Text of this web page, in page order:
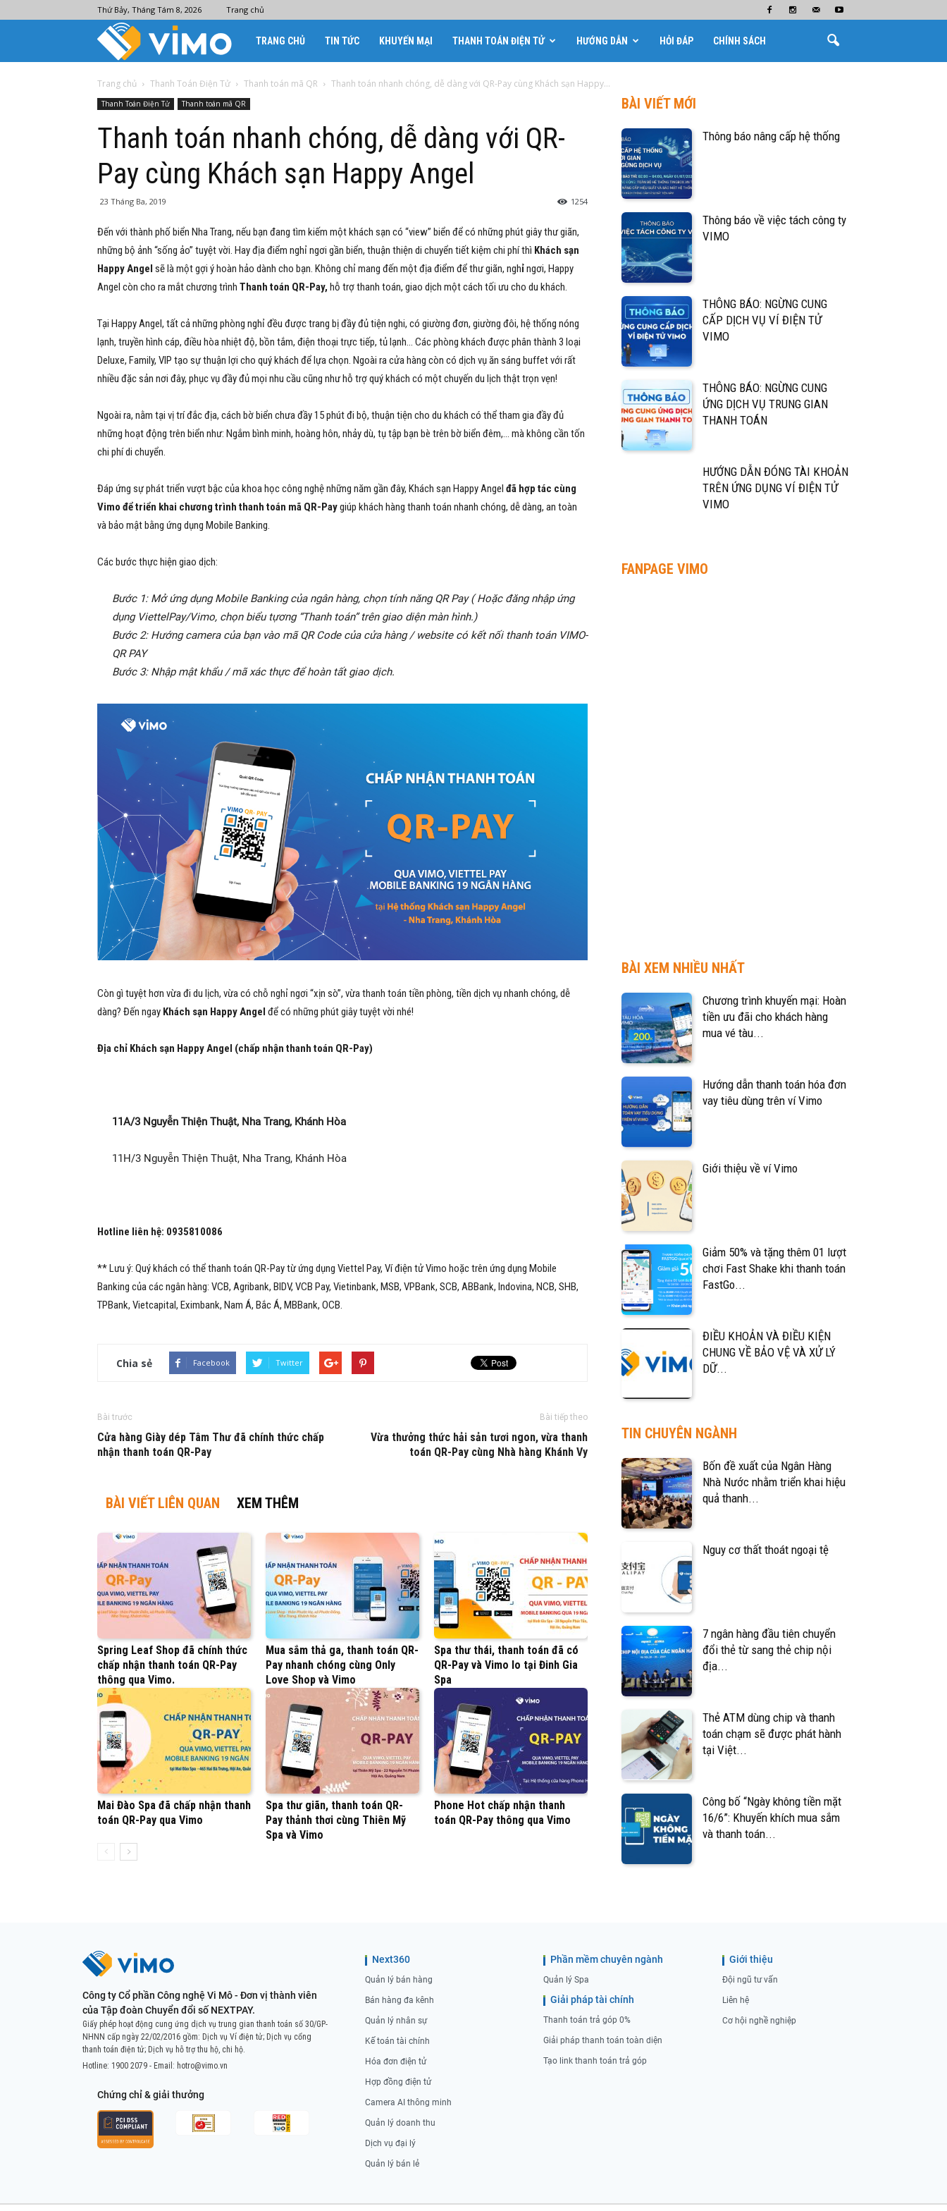
Thứ Bảy, Tháng Tám 8, 2026 Trang chủ
điện
tử
Vimo
TRANG CHỦ TIN TỨC KHUYẾN MẠI THANH TOÁN ĐIỆN TỬ HƯỚNG DẪN HỎI ĐÁP CHÍNH SÁCH
Trang chủ Thanh Toán Điện Tử Thanh toán mã QR Thanh toán nhanh chóng, dễ dàng với QR-Pay cùng Khách sạn Happy...
Thanh Toán Điện Tử Thanh toán mã QR
Thanh toán nhanh chóng, dễ dàng với QR-
Pay cùng Khách sạn Happy Angel
23 Tháng Ba, 2019 1254
Đến với thành phố biển Nha Trang, nếu bạn đang tìm kiếm một khách sạn có “view” biển để có những phút giây thư giãn,
những bộ ảnh “sống ảo” tuyệt vời. Hay địa điểm nghỉ ngơi gần biển, thuận thiện di chuyển tiết kiệm chi phí thì Khách sạn
Happy Angel sẽ là một gợi ý hoàn hảo dành cho bạn. Không chỉ mang đến một địa điểm để thư giãn, nghỉngơi, Happy
Angel còn cho ra mắt chương trình Thanh toán QR-Pay, hỗ trợ thanh toán, giao dịch một cách tối ưu cho du khách.
Tại Happy Angel, tất cả những phòng nghỉ đều được trang bị đầy đủ tiện nghi, có giường đơn, giường đôi, hệ thống nóng
lạnh, truyền hình cáp, điều hòa nhiệt độ, bồn tắm, điện thoại trực tiếp, tủ lạnh… Các phòng khách được phân thành 3 loại
Deluxe, Family, VIP tạo sự thuận lợi cho quý khách để lựa chọn. Ngoài ra cửa hàng còn có dịch vụ ăn sáng buffet với rất
nhiều đặc sản nơi đây, phục vụ đầy đủ mọi nhu cầu cũng như hỗ trợ quý khách có một chuyến du lịch thật trọn vẹn!
Ngoài ra, nằm tại vị trí đắc địa, cách bờ biển chưa đầy 15 phút đi bộ, thuận tiện cho du khách có thể tham gia đầy đủ
những hoạt động trên biển như: Ngắm bình minh, hoàng hôn, nhảy dù, tụ tập bạn bè trên bờ biển đêm,… mà không cần tốn
chi phí di chuyển.
Đáp ứng sự phát triển vượt bậc của khoa học công nghệ những năm gần đây, Khách sạn Happy Angel đã hợp tác cùng
Vimo để triển khai chương trình thanh toán mã QR-Paygiúp khách hàng thanh toán nhanh chóng, dễ dàng, an toàn
và bảo mật bằng ứng dụng Mobile Banking.
Các bước thực hiện giao dịch:
Bước 1: Mở ứng dụng Mobile Banking của ngân hàng, chọn tính năng QR Pay ( Hoặc đăng nhập ứng
dụng ViettelPay/Vimo, chọn biểu tựơng “Thanh toán” trên giao diện màn hình.)
Bước 2: Hướng camera của bạn vào mã QR Code của cửa hàng / website có kết nối thanh toán VIMO-
QR PAY
Bước 3: Nhập mật khẩu / mã xác thực để hoàn tất giao dịch.
Còn gì tuyệt hơn vừa đi du lịch, vừa có chỗ nghỉ ngơi “xịn sò”, vừa thanh toán tiền phòng, tiền dịch vụ nhanh chóng, dễ
dàng? Đến ngay Khách sạn Happy Angel để có những phút giây tuyệt vời nhé!
Địa chỉ Khách sạn Happy Angel (chấp nhận thanh toán QR-Pay)
11A/3 Nguyễn Thiện Thuật, Nha Trang, Khánh Hòa
11H/3 Nguyễn Thiện Thuật, Nha Trang, Khánh Hòa
Hotline liên hệ: 0935810086
** Lưu ý: Quý khách có thể thanh toán QR-Pay từ ứng dụng Viettel Pay, Ví điện tử Vimo hoặc trên ứng dụng Mobile
Banking của các ngân hàng: VCB, Agribank, BIDV, VCB Pay, Vietinbank, MSB, VPBank, SCB, ABBank, Indovina, NCB, SHB,
TPBank, Vietcapital, Eximbank, Nam Á, Bắc Á, MBBank, OCB.
Chia sẻ Facebook Twitter
Bài trước
Cửa hàng Giày dép Tâm Thư đã chính thức chấp
nhận thanh toán QR-Pay
Bài tiếp theo
Vừa thưởng thức hải sản tươi ngon, vừa thanh
toán QR-Pay cùng Nhà hàng Khánh Vy
BÀI VIẾT LIÊN QUAN XEM THÊM
Spring Leaf Shop đã chính thức
chấp nhận thanh toán QR-Pay
thông qua Vimo.
Mua sắm thả ga, thanh toán QR-
Pay nhanh chóng cùng Only
Love Shop và Vimo
Spa thư thái, thanh toán đã có
QR-Pay và Vimo lo tại Đinh Gia
Spa
Mai Đào Spa đã chấp nhận thanh
toán QR-Pay qua Vimo
Spa thư giãn, thanh toán QR-
Pay thảnh thơi cùng Thiên Mỹ
Spa và Vimo
Phone Hot chấp nhận thanh
toán QR-Pay thông qua Vimo
BÀI VIẾT MỚI
Thông báo nâng cấp hệ thống
Thông báo về việc tách công ty
VIMO
THÔNG BÁO: NGỪNG CUNG
CẤP DỊCH VỤ VÍ ĐIỆN TỬ
VIMO
THÔNG BÁO: NGỪNG CUNG
ỨNG DỊCH VỤ TRUNG GIAN
THANH TOÁN
HƯỚNG DẪN ĐÓNG TÀI KHOẢN
TRÊN ỨNG DỤNG VÍ ĐIỆN TỬ
VIMO
FANPAGE VIMO
BÀI XEM NHIỀU NHẤT
Chương trình khuyến mại: Hoàn
tiền ưu đãi cho khách hàng
mua vé tàu...
Hướng dẫn thanh toán hóa đơn
vay tiêu dùng trên ví Vimo
Giới thiệu về ví Vimo
Giảm 50% và tặng thêm 01 lượt
chơi Fast Shake khi thanh toán
FastGo...
ĐIỀU KHOẢN VÀ ĐIỀU KIỆN
CHUNG VỀ BẢO VỆ VÀ XỬ LÝ
DỮ...
TIN CHUYÊN NGÀNH
Bốn đề xuất của Ngân Hàng
Nhà Nước nhằm triển khai hiệu
quả thanh...
Nguy cơ thất thoát ngoại tệ
7 ngân hàng đầu tiên chuyển
đổi thẻ từ sang thẻ chip nội
địa...
Thẻ ATM dùng chip và thanh
toán chạm sẽ được phát hành
tại Việt...
Công bố “Ngày không tiền mặt
16/6”: Khuyến khích mua sắm
và thanh toán...
Công ty Cổ phần Công nghệ Vi Mô - Đơn vị thành viên
của Tập đoàn Chuyển đổi số NEXTPAY.
Giấy phép hoạt động cung ứng dịch vụ trung gian thanh toán số 30/GP-
NHNN cấp ngày 22/02/2016 gồm: Dịch vụ Ví điện tử; Dịch vụ cổng
thanh toán điện tử; Dịch vụ hỗ trợ thu hộ, chi hộ.
Hotline: 1900 2079 - Email: hotro@vimo.vn
Chứng chỉ & giải thưởng
Next360
Quản lý bán hàng
Bán hàng đa kênh
Quản lý nhân sự
Kế toán tài chính
Hóa đơn điện tử
Hợp đồng điện tử
Camera AI thông minh
Quản lý doanh thu
Dịch vụ đại lý
Quản lý bán lẻ
Phần mềm chuyên ngành
Quản lý Spa
Giải pháp tài chính
Thanh toán trả góp 0%
Giải pháp thanh toán toàn diện
Tạo link thanh toán trả góp
Giới thiệu
Đội ngũ tư vấn
Liên hệ
Cơ hội nghề nghiệp